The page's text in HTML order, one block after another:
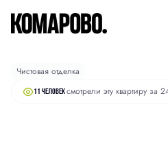
Студия30.5 м2
Чистовая отделка
11 человексмотрели эту квартиру за